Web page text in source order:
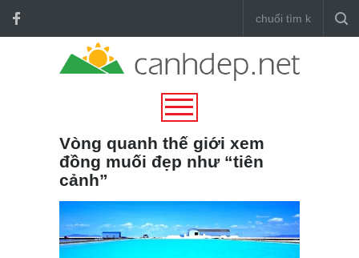
Vòng quanh thế giới xem
đồng muối đẹp như “tiên
cảnh”